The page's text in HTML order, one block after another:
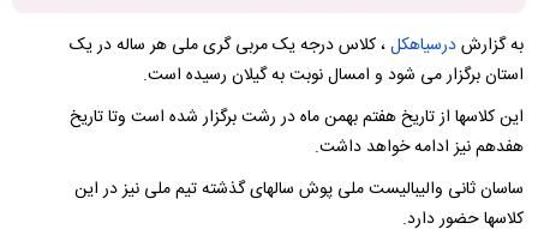
به گزارشدرسیاهکل، کلاس درجه یک مربی گری ملی هر ساله در یک
استان برگزار می شود و امسال نوبت به گیلان رسیده است.
این کلاسها از تاریخ هفتم بهمن ماه در رشت برگزار شده است وتا تاریخ
هفدهم نیز ادامه خواهد داشت.
ساسان ثانی والیبالیست ملی پوش سالهای گذشته تیم ملی نیز در این
کلاسها حضور دارد.